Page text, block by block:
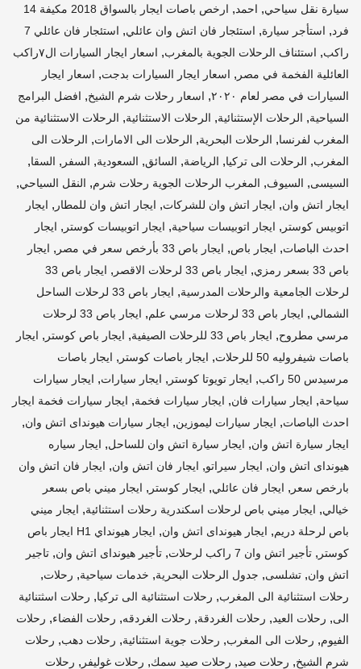
سيارة نقل سياحي, احمد,
ارخص باصات ايجار بالسواق 2018 مكيفة 14
فرد, استأجر سيارة, استئجار فان اتش وان عائلي,
استئجار فان عائلي 7
راكب, استئناف الرحلات الجوية بالمغرب,
اسعار ايجار السيارات ال٧راكب
العائلية الفخمة في مصر , اسعار ايجار السيارات بدجت, اسعار ايجار
السيارات في مصر لعام ٢٠٢٠
, اسعار رحلات شرم الشيخ, افضل البرامج
السياحية, الرحلات الإستثنائية, الرحلات الاستثنائية, الرحلات الاستثنائية من
المغرب لفرنسا, الرحلات البحرية, الرحلات الى الامارات, الرحلات الى
المغرب, الرحلات الى تركيا, الرياضة, السائق, السعودية, السفر , السقا,
السيسى, السيوف, المغرب الرحلات الجوية رحلات شرم, النقل السياحي,
ايجار اتش وان, ايجار اتش وان للشركات, ايجار اتش وان للمطار , ايجار
اتوبيس كوستر , ايجار اتوبيسات سياحية, ايجار اتوبيسات كوستر , ايجار
احدث الباصات, ايجار باص, ايجار باص 33 بأرخص سعر في مصر , ايجار
باص 33 بسعر رمزي
, ايجار باص 33 لرحلات الاقصر ,
ايجار باص 33
لرحلات الجامعية والرحلات المدرسية,
ايجار باص 33 لرحلات الساحل
الشمالي, ايجار باص 33 لرحلات مرسي علم ,
ايجار باص 33 لرحلات
مرسي مطروح, ايجار باص 33 للرحلات الصيفية , ايجار باص كوستر , ايجار
باصات شيفروليه 50 للرحلات
, ايجار باصات كوستر , ايجار باصات
مرسيدس 50 راكب
, ايجار تويوتا كوستر , ايجار سيارات, ايجار سيارات
سياحة, ايجار سيارات فان, ايجار سيارات فخمة, ايجار سيارات فخمة ايجار
احدث الباصات, ايجار سيارات ليموزين, ايجار سيارات هيونداى اتش وان,
ايجار سيارة اتش وان, ايجار سيارة اتش وان للساحل, ايجار سياره
هيونداى اتش وان, ايجار سيراتو, ايجار فان اتش وان, ايجار فان اتش وان
بارخص سعر , ايجار فان عائلي, ايجار كوستر , ايجار ميني باص بسعر
خيالي, ايجار ميني باص لرحلات اسكندرية رحلات استثنائية, ايجار ميني
باص لرحلة دريم, ايجار هيونداى اتش وان,
ايجار هيونداي H1 ايجار باص
كوستر , تأجير اتش وان 7 راكب لرحلات , تأجير هيونداى اتش وان, تاجير
اتش وان, تشلسى, جدول الرحلات البحرية, خدمات سياحية, رحلات,
رحلات استثنائية الى المغرب, رحلات استثنائية الى تركيا, رحلات اسثتنائية
الى, رحلات العيد, رحلات الغردقة, رحلات الغردقه, رحلات الفضاء, رحلات
الفيوم, رحلات الى المغرب, رحلات جوية استثنائية, رحلات دهب, رحلات
شرم الشيخ, رحلات صيد, رحلات صيد سمك, رحلات غوليفر , رحلات